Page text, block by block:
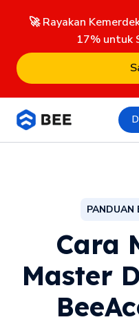
🚀 Rayakan
17% untuk
PANDUAN
Cara
Master